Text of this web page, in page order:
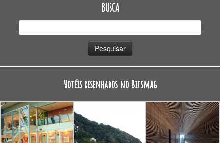
BUSCA
Hotéis resenhados no Bitsmag